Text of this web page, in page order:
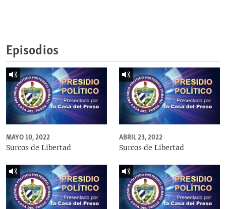
Episodios
MAYO 10, 2022
Surcos de Libertad
ABRIL 23, 2022
Surcos de Libertad